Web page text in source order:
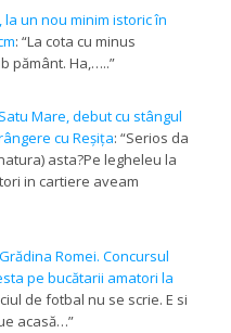
la un nou minim istoric în
: “La cota cu minus
pământ. Ha,…..”
Mare, debut cu stângul
cu Reșița: “Serios da
asta?Pe legheleu la
in cartiere aveam
Romei. Concursul
pe bucătarii amatori la
de fotbal nu se scrie. E si
acasă…”